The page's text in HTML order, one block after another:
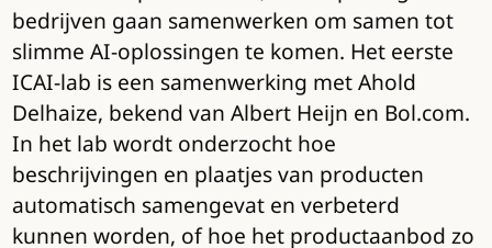
bedrijven gaan samenwerken om samen tot
slimme AI-oplossingen te komen. Het eerste
ICAI-lab is een samenwerking met Ahold
Delhaize, bekend van Albert Heijn en Bol.com.
In het lab wordt onderzocht hoe
beschrijvingen en plaatjes van producten
automatisch samengevat en verbeterd
kunnen worden, of hoe het productaanbod zo